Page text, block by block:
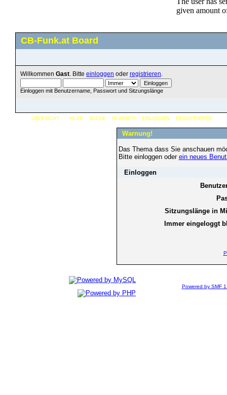
CB-Funk.at Board
Willkommen Gast . Bitte einloggen oder registrieren
Einloggen mit Benutzername, Passwort und Sitzungslänge
ÜBERSICHT HILFE SUCHE IN ARBEIT EINLOGGEN REGISTRIEREN
Warnung!
Das Thema dass Sie anschauen
Bitte einloggen oder ein neues
Einloggen
Sitzungslänge in
Immer eingeloggt
Powered by SMF